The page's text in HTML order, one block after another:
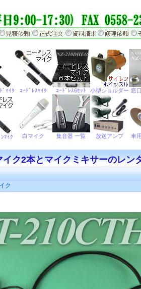
ク2本とマイクミキサーのレン
ク